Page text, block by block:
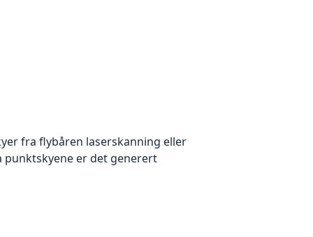
fra flybåren laserskanning eller
punktskyene er det generert